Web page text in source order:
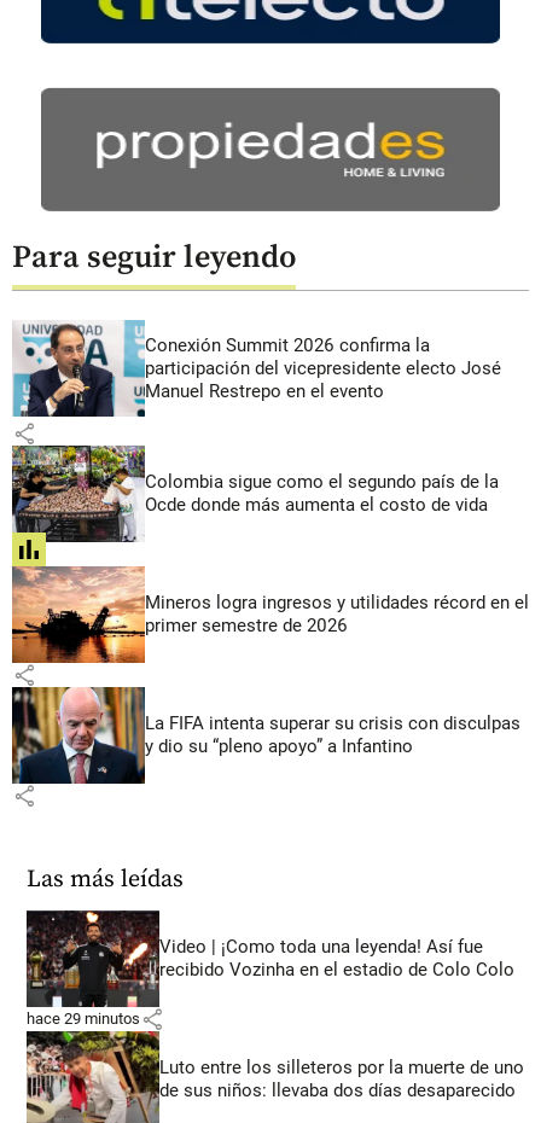
Para seguir leyendo
Conexión Summit 2026 confirma la
participación del vicepresidente electo José
Manuel Restrepo en el evento
share
Colombia sigue como el segundo país de la
Ocde donde más aumenta el costo de vida
share
Mineros logra ingresos y utilidades récord en el
primer semestre de 2026
share
La FIFA intenta superar su crisis con disculpas
y dio su “pleno apoyo” a Infantino
share
Las más leídas
Video | ¡Como toda una leyenda! Así fue
recibido Vozinha en el estadio de Colo Colo
hace 29 minutos share
Luto entre los silleteros por la muerte de uno
de sus niños: llevaba dos días desaparecido